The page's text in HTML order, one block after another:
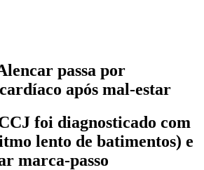
passa por
após mal-estar
foi diagnosticado com
lento de batimentos) e
marca-passo